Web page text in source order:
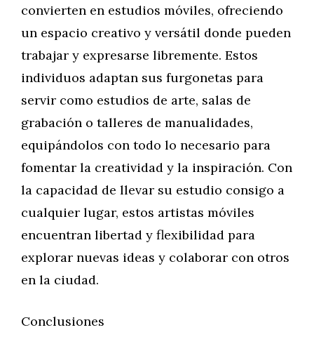
convierten en estudios móviles, ofreciendo
un espacio creativo y versátil donde pueden
trabajar y expresarse libremente. Estos
individuos adaptan sus furgonetas para
servir como estudios de arte, salas de
grabación o talleres de manualidades,
equipándolos con todo lo necesario para
fomentar la creatividad y la inspiración. Con
la capacidad de llevar su estudio consigo a
cualquier lugar, estos artistas móviles
encuentran libertad y flexibilidad para
explorar nuevas ideas y colaborar con otros
en la ciudad.
Conclusiones